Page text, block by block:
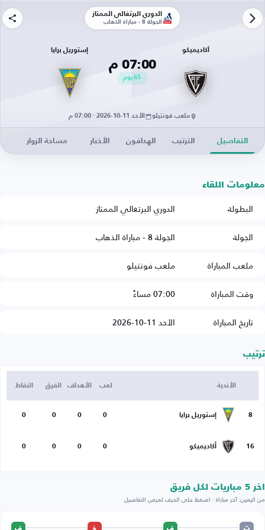
الدوري البرتغالي الممتاز
الجولة 8 - مباراة الذهاب
أكاديميكو
07:00 م
65يوم
إستوريل برايا
ملعب فونتيلو الأحد 11-10-2026 · 07:00 م
التفاصيل الترتيب الهدافون الأخبار مساحة الزوار
معلومات اللقاء
البطولة
الدوري البرتغالي الممتاز
الجولة
الجولة 8 - مباراة الذهاب
ملعب المباراة
ملعب فونتيلو
وقت المباراة
07:00 مساءً
تاريخ المباراة
الأحد 11-10-2026
ترتيب
الأندية لعب الأهداف الفرق النقاط
8 إستوريل برايا 0
0
0
0
16 أكاديميكو 0
0
0
0
اخر 5 مباريات لكل فريق
من اليمين: آخر مباراة · اضغط على الحرف لعرض التفاصيل